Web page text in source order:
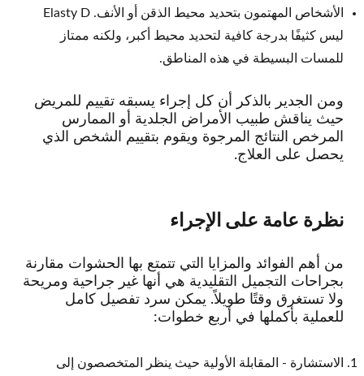
الأشخاص المهتمون بتحديد محيط الذقن أو الأنف. Elasty D
ليس كثيفًا بدرجة كافية لتحديد محيط أكبر، ولكنه ممتاز
للمسات البسيطة في هذه المناطق.
ومن الجدير بالذكر أن كل إجراء يسبقه تقييم للمريض
حيث يناقش طبيب الأمراض الجلدية أو الممارس
المرخص النتائج المرجوة ويقوم بتقييم الشخص الذي
يحصل على العلاج.
نظرة عامة على الإجراء
من أهم الفوائد والمزايا التي تتمتع بها الحشوات مقارنة
بجراحات التجميل التقليدية هي أنها غير جراحية ومريحة
ولا تستغرق وقتًا طويلاً. يمكن سرد تفصيل كامل
للعملية بأكملها في أربع خطوات:
الاستشارة - المقابلة الأولية حيث ينظر المتخصصون إلى